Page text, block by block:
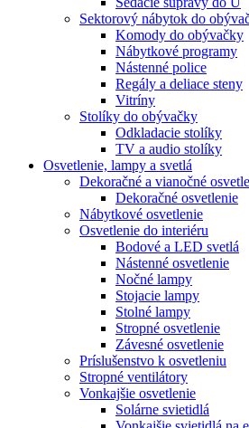
Sektorový nábytok do
Komody do obývačky
Nábytkové programy
Nástenné police
Regály a deliace steny
Vitríny
Stolíky do obývačky
Odkladacie stolíky
TV a audio stolíky
Osvetlenie, lampy a svetlá
Dekoračné a vianočné
Dekoračné osvetlenie
Nábytkové osvetlenie
Osvetlenie do interiéru
Bodové a LED svetlá
Nástenné osvetlenie
Nočné lampy
Stojacie lampy
Stolné lampy
Stropné osvetlenie
Závesné osvetlenie
Príslušenstvo k osvetleniu
Stropné ventilátory
Vonkajšie osvetlenie
Solárne svietidlá